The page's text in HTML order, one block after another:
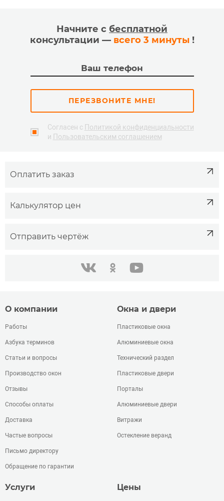
Начните с бесплатной
консультации — всего 3 минуты!
ПЕРЕЗВОНИТЕ МНЕ!
Согласен с Политикой конфиденциальности
и Пользовательским соглашением
Оплатить заказ
Калькулятор цен
Отправить чертёж
в контакте одноклассники youtube
О компании
Работы
Азбука терминов
Статьи и вопросы
Производство окон
Отзывы
Способы оплаты
Доставка
Частые вопросы
Письмо директору
Обращение по гарантии
Окна и двери
Пластиковые окна
Алюминиевые окна
Технический раздел
Пластиковые двери
Порталы
Алюминиевые двери
Витражи
Остекление веранд
Услуги Цены